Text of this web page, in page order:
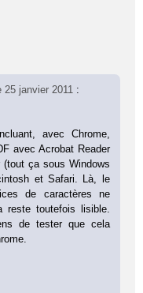
25 janvier 2011 :
avec Chrome,
avec Acrobat Reader
ça sous Windows
et Safari. Là, le
de caractères ne
reste toutefois lisible.
de tester que cela